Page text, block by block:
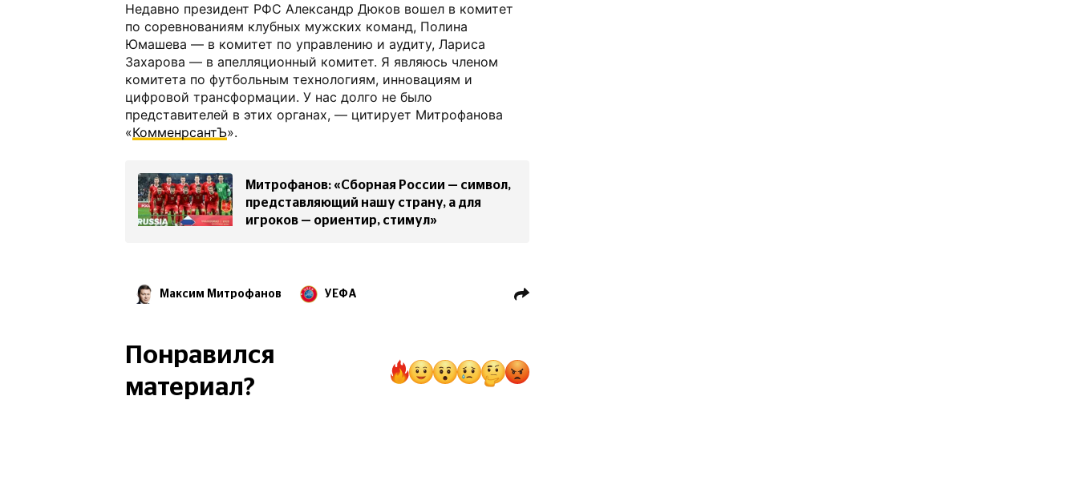
Недавно президент РФС Александр Дюков вошел в комитет
по соревнованиям клубных мужских команд, Полина
Юмашева — в комитет по управлению и аудиту, Лариса
Захарова — в апелляционный комитет. Я являюсь членом
комитета по футбольным технологиям, инновациям и
цифровой трансформации. У нас долго не было
представителей в этих органах, — цитирует Митрофанова
«КомменрсантЪ».
Митрофанов: «Сборная России — символ,
представляющий нашу страну, а для
игроков — ориентир, стимул»
Максим Митрофанов УЕФА
Понравился
материал?